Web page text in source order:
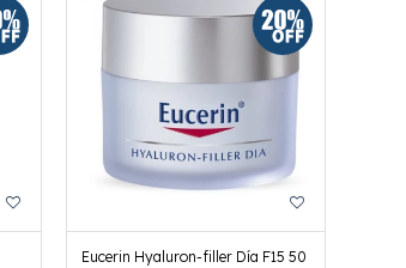
Eucerin Hyaluron-filler Día F15 50